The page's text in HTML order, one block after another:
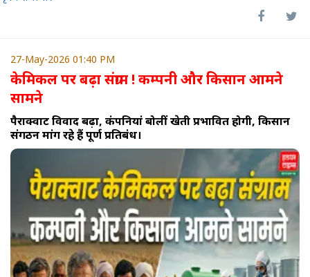
27-May-2026 01:40 PM
केमिकल पर बढ़ा संग्राम ! कम्पनी और किसान आमने
सामने
पैराक्वाट विवाद बढ़ा, कंपनियां बोलीं खेती प्रभावित होगी, किसान
संगठन मांग रहे हैं पूर्ण प्रतिबंध।